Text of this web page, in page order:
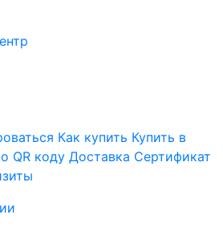
Как купить Купить в
QR коду Доставка Сертификат